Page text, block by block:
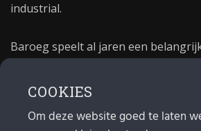
industrial.
Baroeg speelt al jaren een
poppodium 40 jaar.
COOKIES
Om deze website goed te laten